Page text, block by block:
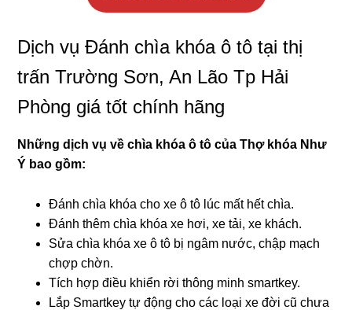
Dịch vụ Đánh chìa khóa ô tô tại thị
trấn Trường Sơn, An Lão Tp Hải
Phòng giá tốt chính hãng
Những dịch vụ về chìa khóa ô tô của Thợ khóa Như
Ý bao gồm:
Đánh chìa khóa cho xe ô tô lúc mất hết chìa.
Đánh thêm chìa khóa xe hơi, xe tải, xe khách.
Sửa chìa khóa xe ô tô bị ngâm nước, chập mạch
chợp chờn.
Tích hợp điều khiển rời thông minh smartkey.
Lắp Smartkey tự động cho các loại xe đời cũ chưa